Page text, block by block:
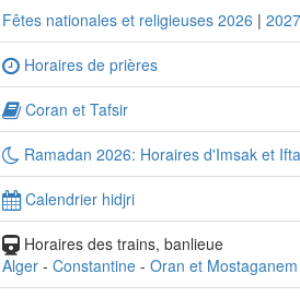
Fêtes nationales et religieuses 2026 | 2027
Horaires de prières
Coran et Tafsir
Ramadan 2026: Horaires d'Imsak et
Calendrier hidjri
Horaires des trains, banlieue
Alger - Constantine - Oran et Mostaganem